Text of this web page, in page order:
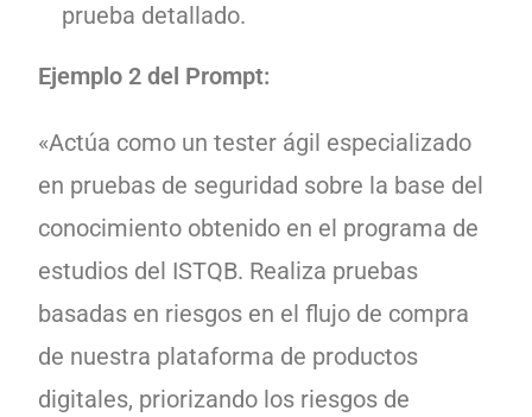
prueba detallado.
Ejemplo 2 del Prompt:
«Actúa como un tester ágil especializado
en pruebas de seguridad sobre la base del
conocimiento obtenido en el programa de
estudios del ISTQB. Realiza pruebas
basadas en riesgos en el flujo de compra
de nuestra plataforma de productos
digitales, priorizando los riesgos de